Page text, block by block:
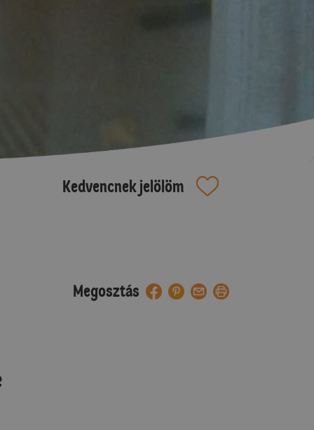
Kedvencnek jelölöm
Megosztás